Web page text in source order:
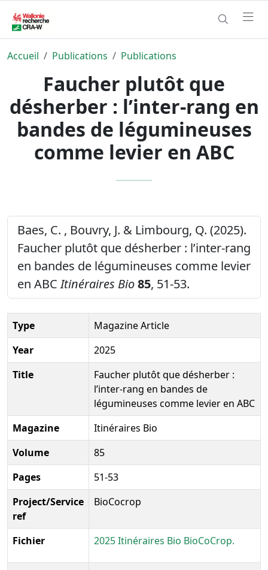
Accueil Publications Publications
Faucher plutôt que
désherber : l’inter-rang en
bandes de légumineuses
comme levier en ABC
Baes, C. , Bouvry, J. & Limbourg, Q. (2025).
Faucher plutôt que désherber : l’inter-rang
en bandes de légumineuses comme levier
en ABCItinéraires Bio85, 51-53.
Type
Magazine Article
Year
2025
Title
Faucher plutôt que désherber :
l’inter-rang en bandes de
légumineuses comme levier en ABC
Magazine
Itinéraires Bio
Volume
85
Pages
51-53
Project/Service
ref
BioCocrop
Fichier 2025 Itinéraires Bio BioCoCrop.